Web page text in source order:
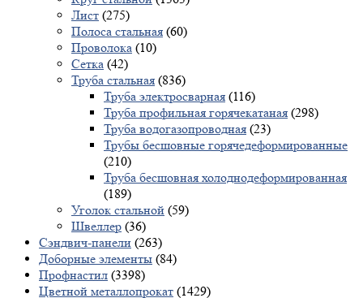
Лист (275)
Полоса стальная (60)
Проволока (10)
Сетка (42)
Труба стальная (836)
Труба электросварная (116)
Труба профильная горячекатаная (298)
Труба водогазопроводная (23)
Трубы бесшовные горячедеформированные
(210)
Труба бесшовная холоднодеформированная
(189)
Уголок стальной (59)
Швеллер (36)
Сэндвич-панели (263)
Доборные элементы (84)
Профнастил (3398)
Цветной металлопрокат (1429)